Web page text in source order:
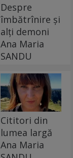
Despre
îmbătrînire și
alți demoni
Ana Maria
SANDU
Cititori din
lumea largă
Ana Maria